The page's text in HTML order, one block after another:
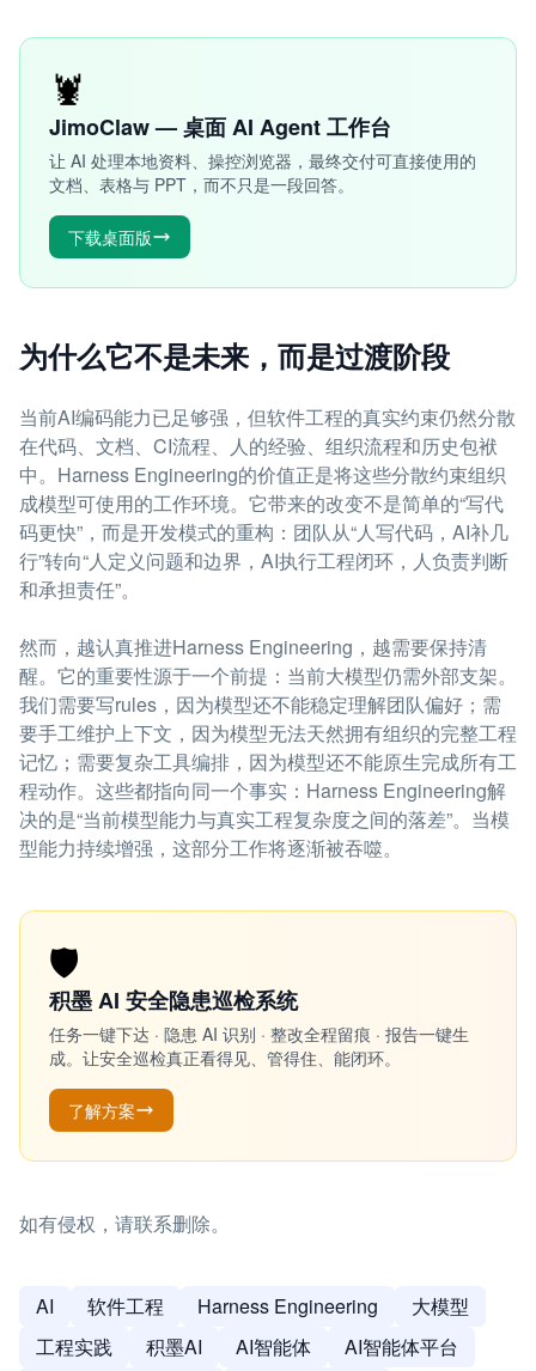
🦞
JimoClaw — 桌面 AI Agent 工作台
让 AI 处理本地资料、操控浏览器，最终交付可直接使用的
文档、表格与 PPT，而不只是一段回答。
下载桌面版
为什么它不是未来，而是过渡阶段
当前AI编码能力已足够强，但软件工程的真实约束仍然分散
在代码、文档、CI流程、人的经验、组织流程和历史包袱
中。Harness Engineering的价值正是将这些分散约束组织
成模型可使用的工作环境。它带来的改变不是简单的“写代
码更快”，而是开发模式的重构：团队从“人写代码，AI补几
行”转向“人定义问题和边界，AI执行工程闭环，人负责判断
和承担责任”。
然而，越认真推进Harness Engineering，越需要保持清
醒。它的重要性源于一个前提：当前大模型仍需外部支架。
我们需要写rules，因为模型还不能稳定理解团队偏好；需
要手工维护上下文，因为模型无法天然拥有组织的完整工程
记忆；需要复杂工具编排，因为模型还不能原生完成所有工
程动作。这些都指向同一个事实：Harness Engineering解
决的是“当前模型能力与真实工程复杂度之间的落差”。当模
型能力持续增强，这部分工作将逐渐被吞噬。
🛡️
积墨 AI 安全隐患巡检系统
任务一键下达 · 隐患 AI 识别 · 整改全程留痕 · 报告一键生
成。让安全巡检真正看得见、管得住、能闭环。
了解方案
如有侵权，请联系删除。
AI 软件工程 Harness Engineering
大模型
工程实践
积墨AI AI智能体
AI智能体平台